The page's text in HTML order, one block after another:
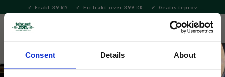
Consent Details About
Meny
Frakt 39 KR Fri frakt över 399 KR Gratis teprov